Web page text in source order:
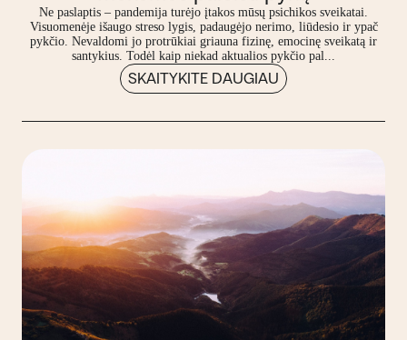
Ne paslaptis – pandemija turėjo įtakos mūsų psichikos sveikatai.
Visuomenėje išaugo streso lygis, padaugėjo nerimo, liūdesio ir ypač
pykčio. Nevaldomi jo protrūkiai griauna fizinę, emocinę sveikatą ir
santykius. Todėl kaip niekad aktualios pykčio pal...
SKAITYKITE DAUGIAU